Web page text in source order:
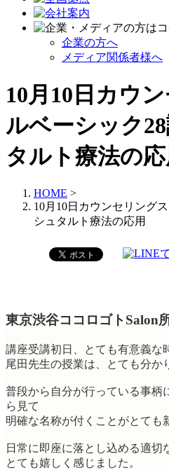
企業の方へ
メディア関係者様へ
10月10日カウ
ルベーシック
タルト療法の
HOME >
10月10日カウンセリング
シュタルト療法の応用
東京渋谷ココロゴト
講座受講初日、とても有意義な
尾田先生の授業は、とても分か
普段から自分が行っている事柄
ら見て
明確な名称が付くことがとても
日常に即座に落とし込める適切
とても嬉しく感じました。